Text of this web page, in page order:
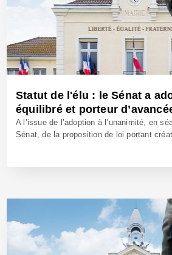
Statut de l'élu : le Sénat a
équilibré et porteur
A l’issue de l’adoption à l’unanimité, en
Sénat, de la proposition de loi portant
23 Oct 2025 - Réf: BW42823